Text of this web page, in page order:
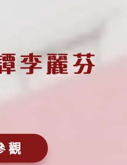
李麗芬
觀